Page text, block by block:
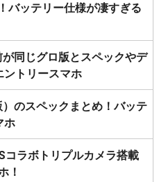
バッテリー仕様が凄すぎる
が同じグロ版とスペックやデ
ントリースマホ
のスペックまとめ！バッテ
ホ
コラボトリプルカメラ搭載
！